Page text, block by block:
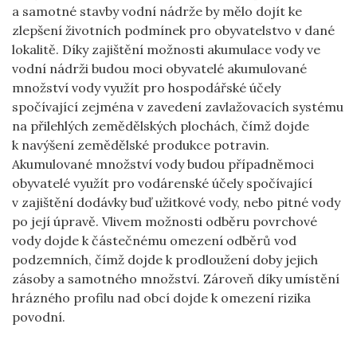
a samotné stavby vodní nádrže by mělo dojít ke
zlepšení životních podmínek pro obyvatelstvo v dané
lokalitě. Díky zajištění možnosti akumulace vody ve
vodní nádrži budou moci obyvatelé akumulované
množství vody využít pro hospodářské účely
spočívající zejména v zavedení zavlažovacích systému
na přilehlých zemědělských plochách, čímž dojde
k navýšení zemědělské produkce potravin.
Akumulované množství vody budou případněmoci
obyvatelé využít pro vodárenské účely spočívající
v zajištění dodávky buď užitkové vody, nebo pitné vody
po její úpravě. Vlivem možnosti odběru povrchové
vody dojde k částečnému omezení odběrů vod
podzemních, čímž dojde k prodloužení doby jejich
zásoby a samotného množství. Zároveň díky umístění
hrázného profilu nad obcí dojde k omezení rizika
povodní.